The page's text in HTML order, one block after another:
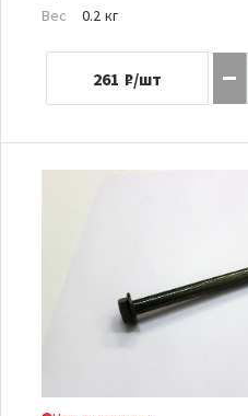
Вес
0.2 кг
261 ₽/шт